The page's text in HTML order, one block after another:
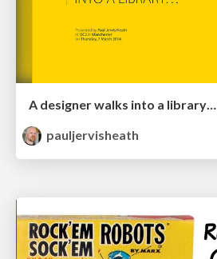
A designer walks into a library…
pauljervisheath